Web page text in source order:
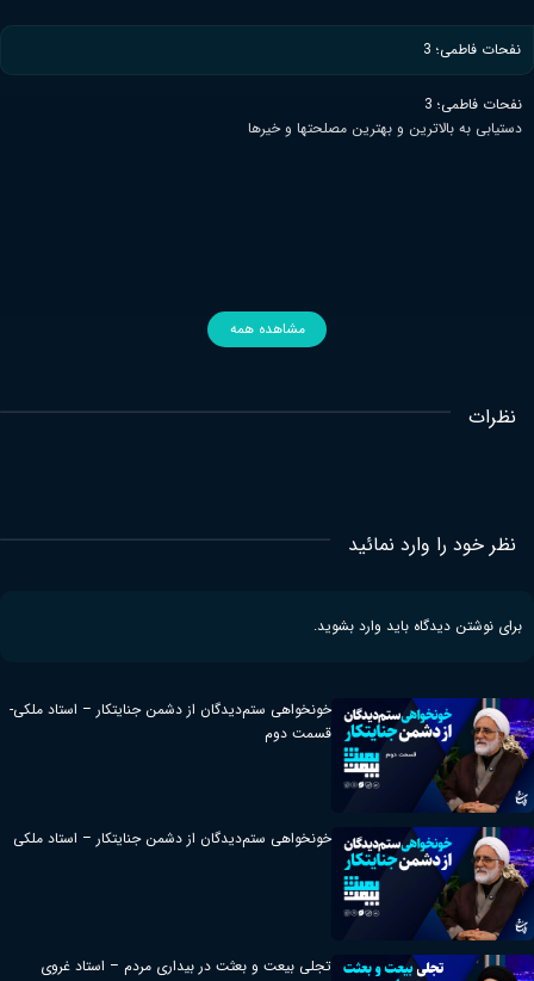
نفحات فاطمی؛ 3
نفحات فاطمی؛ 3
دستیابی به بالاترین و بهترین مصلحتها و خیرها
مشاهده همه
نظرات
نظر خود را وارد نمائید
برای نوشتن دیدگاه باید وارد بشوید.
خونخواهی ستم‌دیدگان از دشمن جنایتکار – استاد ملکی-
قسمت دوم
خونخواهی ستم‌دیدگان از دشمن جنایتکار – استاد ملکی
تجلی بیعت و بعثت در بیداری مردم – استاد غروی